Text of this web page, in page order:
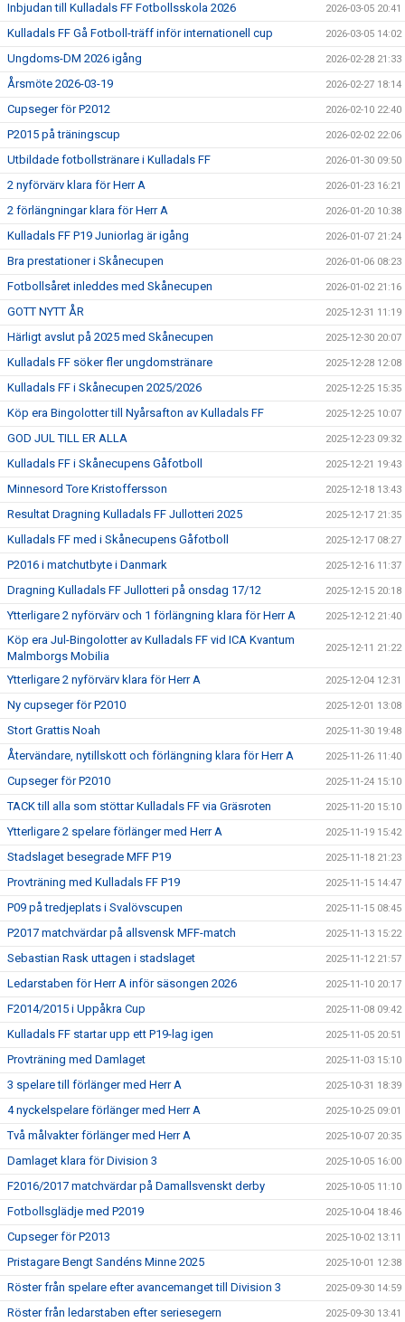
Inbjudan till Kulladals FF Fotbollsskola 2026 2026-03-05 20:41
Kulladals FF Gå Fotboll-träff inför internationell cup 2026-03-05 14:02
Ungdoms-DM 2026 igång 2026-02-28 21:33
Årsmöte 2026-03-19 2026-02-27 18:14
Cupseger för P2012 2026-02-10 22:40
P2015 på träningscup 2026-02-02 22:06
Utbildade fotbollstränare i Kulladals FF 2026-01-30 09:50
2 nyförvärv klara för Herr A 2026-01-23 16:21
2 förlängningar klara för Herr A 2026-01-20 10:38
Kulladals FF P19 Juniorlag är igång 2026-01-07 21:24
Bra prestationer i Skånecupen 2026-01-06 08:23
Fotbollsåret inleddes med Skånecupen 2026-01-02 21:16
GOTT NYTT ÅR 2025-12-31 11:19
Härligt avslut på 2025 med Skånecupen 2025-12-30 20:07
Kulladals FF söker fler ungdomstränare 2025-12-28 12:08
Kulladals FF i Skånecupen 2025/2026 2025-12-25 15:35
Köp era Bingolotter till Nyårsafton av Kulladals FF 2025-12-25 10:07
GOD JUL TILL ER ALLA 2025-12-23 09:32
Kulladals FF i Skånecupens Gåfotboll 2025-12-21 19:43
Minnesord Tore Kristoffersson 2025-12-18 13:43
Resultat Dragning Kulladals FF Jullotteri 2025 2025-12-17 21:35
Kulladals FF med i Skånecupens Gåfotboll 2025-12-17 08:27
P2016 i matchutbyte i Danmark 2025-12-16 11:37
Dragning Kulladals FF Jullotteri på onsdag 17/12 2025-12-15 20:18
Ytterligare 2 nyförvärv och 1 förlängning klara för Herr A 2025-12-12 21:40
Köp era Jul-Bingolotter av Kulladals FF vid ICA Kvantum
Malmborgs Mobilia
2025-12-11 21:22
Ytterligare 2 nyförvärv klara för Herr A 2025-12-04 12:31
Ny cupseger för P2010 2025-12-01 13:08
Stort Grattis Noah 2025-11-30 19:48
Återvändare, nytillskott och förlängning klara för Herr A 2025-11-26 11:40
Cupseger för P2010 2025-11-24 15:10
TACK till alla som stöttar Kulladals FF via Gräsroten 2025-11-20 15:10
Ytterligare 2 spelare förlänger med Herr A 2025-11-19 15:42
Stadslaget besegrade MFF P19 2025-11-18 21:23
Provträning med Kulladals FF P19 2025-11-15 14:47
P09 på tredjeplats i Svalövscupen 2025-11-15 08:45
P2017 matchvärdar på allsvensk MFF-match 2025-11-13 15:22
Sebastian Rask uttagen i stadslaget 2025-11-12 21:57
Ledarstaben för Herr A inför säsongen 2026 2025-11-10 20:17
F2014/2015 i Uppåkra Cup 2025-11-08 09:42
Kulladals FF startar upp ett P19-lag igen 2025-11-05 20:51
Provträning med Damlaget 2025-11-03 15:10
3 spelare till förlänger med Herr A 2025-10-31 18:39
4 nyckelspelare förlänger med Herr A 2025-10-25 09:01
Två målvakter förlänger med Herr A 2025-10-07 20:35
Damlaget klara för Division 3 2025-10-05 16:00
F2016/2017 matchvärdar på Damallsvenskt derby 2025-10-05 11:10
Fotbollsglädje med P2019 2025-10-04 18:46
Cupseger för P2013 2025-10-02 13:11
Pristagare Bengt Sandéns Minne 2025 2025-10-01 12:38
Röster från spelare efter avancemanget till Division 3 2025-09-30 14:59
Röster från ledarstaben efter seriesegern 2025-09-30 13:41